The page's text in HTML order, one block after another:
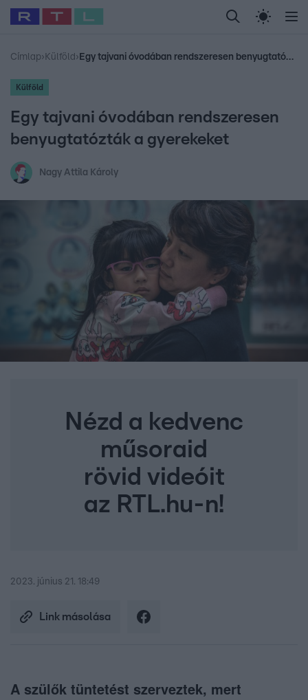
Legfrissebb RTL Híradó Randi Celeb vagyok,
Babits Marcella Most Wanted Gallusz
Címlap› Külföld › Egy tajvani óvodában rendszeresen benyugtatózták a gyerekeket
Külföld
Egy tajvani óvodában rendszeresen
benyugtatózták a gyerekeket
Nagy Attila Károly
Nézd a kedvenc
műsoraid
rövid videóit
az RTL.hu-n!
2023. június 21. 18:49
Link másolása
A szülők tüntetést szerveztek, mert